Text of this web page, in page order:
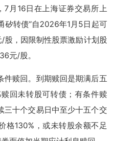
月16日在上海证券交易所上
矽转债”自2026年1月5日起可
，因限制性股票激励计划股
元/股。
件赎回。到期赎回是期满后五
回未转股可转债；有条件赎
三十个交易日中至少十五个交
格130%，或未转股余额不足